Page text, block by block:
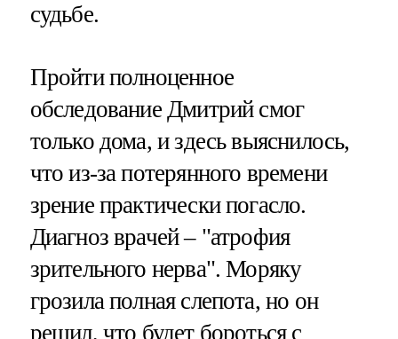
судьбе.
Пройти полноценное
обследование Дмитрий смог
только дома, и здесь выяснилось,
что из-за потерянного времени
зрение практически погасло.
Диагноз врачей – "атрофия
зрительного нерва". Моряку
грозила полная слепота, но он
решил, что будет бороться с